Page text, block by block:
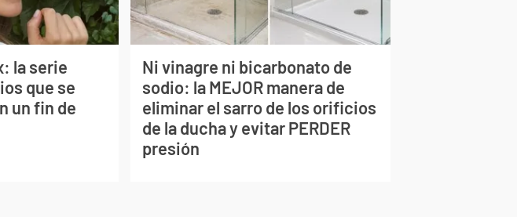
la serie
que se
un fin de
Ni vinagre ni bicarbonato de
sodio: la MEJOR manera de
eliminar el sarro de los orificios
de la ducha y evitar PERDER
presión